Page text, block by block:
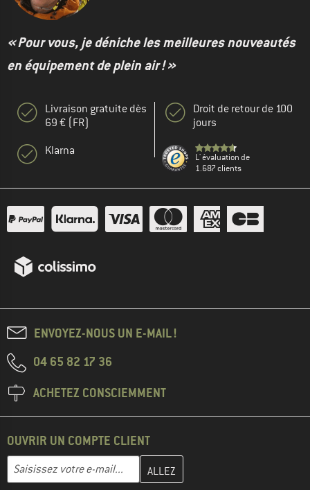
« Pour vous, je déniche les meilleures nouveautés
en équipement de plein air ! »
Livraison gratuite dès
69 € (FR)
Klarna
Droit de retour de 100
jours
L' évaluation de
1.687 clients
ENVOYEZ-NOUS UN E-MAIL !
04 65 82 17 36
ACHETEZ CONSCIEMMENT
OUVRIR UN COMPTE CLIENT
Adresse e-mail
Entrez votre adresse e-mail ici et créez votre compte client à la